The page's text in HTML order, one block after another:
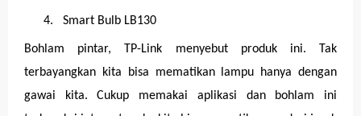
4. Smart Bulb LB130
Bohlam pintar, TP-Link menyebut produk ini. Tak
terbayangkan kita bisa mematikan lampu hanya dengan
gawai kita. Cukup memakai aplikasi dan bohlam ini